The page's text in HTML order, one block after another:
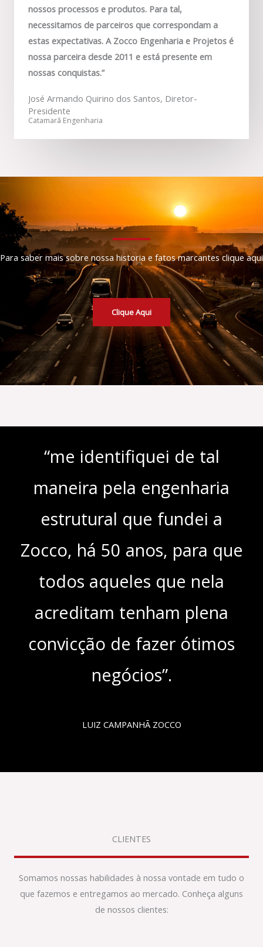
nossos processos e produtos. Para tal,
necessitamos de parceiros que correspondam a
estas expectativas. A Zocco Engenharia e Projetos é
nossa parceira desde 2011 e está presente em
nossas conquistas.”
José Armando Quirino dos Santos, Diretor-
Presidente
Catamarã Engenharia
Para saber mais sobre nossa historia e fatos marcantes clique aqui
Clique Aqui
“me identifiquei de tal
maneira pela engenharia
estrutural que fundei a
Zocco, há 50 anos, para que
todos aqueles que nela
acreditam tenham plena
convicção de fazer ótimos
negócios”.
LUIZ CAMPANHÃ ZOCCO
CLIENTES
Somamos nossas habilidades à nossa vontade em tudo o
que fazemos e entregamos ao mercado. Conheça alguns
de nossos clientes: